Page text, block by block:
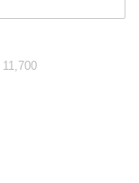
11,700